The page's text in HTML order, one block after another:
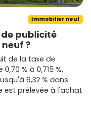
ton achat
l'aéroport et
double
pied jusqu'à lagare,
pistes cyclables.
Immobilier neuf
publicité
?
de la taxe de
% à 0,715 %,
6,32 % dans
est prélevée à l'achat